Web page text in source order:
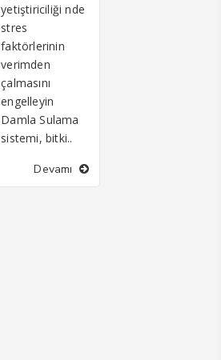
yetiştiriciliği nde
stres
faktörlerinin
verimden
çalmasını
engelleyin
Damla Sulama
sistemi, bitki..
Devamı